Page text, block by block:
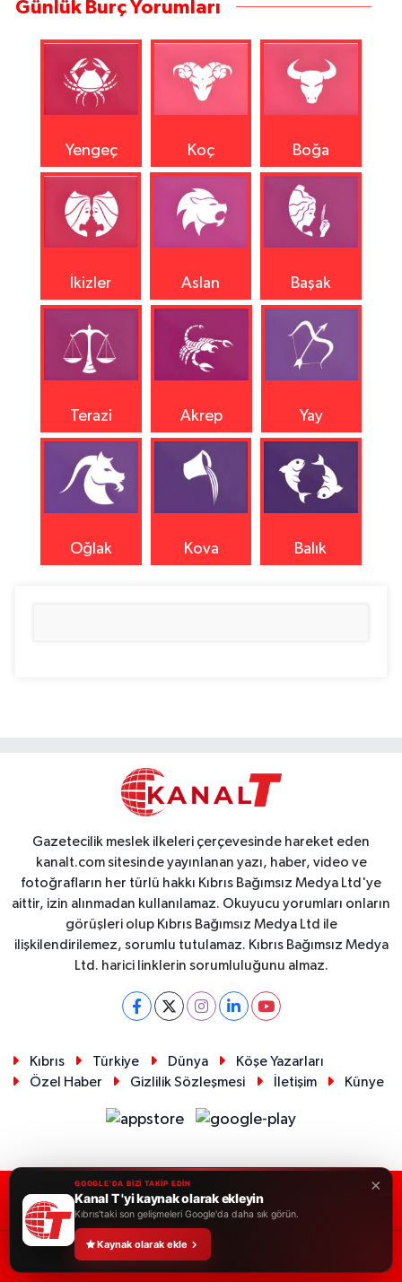
Günlük Burç Yorumları
Yengeç Koç Boğa
İkizler Aslan Başak
Terazi Akrep Yay
Oğlak Kova Balık
Gazetecilik meslek ilkeleri çerçevesinde hareket eden
kanalt.com sitesinde yayınlanan yazı, haber, video ve
fotoğrafların her türlü hakkı Kıbrıs Bağımsız Medya Ltd'ye
aittir, izin alınmadan kullanılamaz. Okuyucu yorumları onların
görüşleri olup Kıbrıs Bağımsız Medya Ltd ile
ilişkilendirilemez, sorumlu tutulamaz. Kıbrıs Bağımsız Medya
Ltd. harici linklerin sorumluluğunu almaz.
Kıbrıs Türkiye Dünya
Köşe Yazarları
Özel Haber
Gizlilik Sözleşmesi İletişim Künye
RSS Copyright © 2026. Her hakkı saklıdır.
Haber Yazılımı:
×
GOOGLE'DA BİZİ TAKİP EDİN
Kanal T 'yi kaynak olarak ekleyin
Kıbrıs'taki son gelişmeleri Google'da daha sık görün.
Kaynak olarak ekle